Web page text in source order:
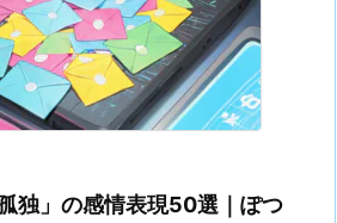
独」の感情表現50選｜ぽつ